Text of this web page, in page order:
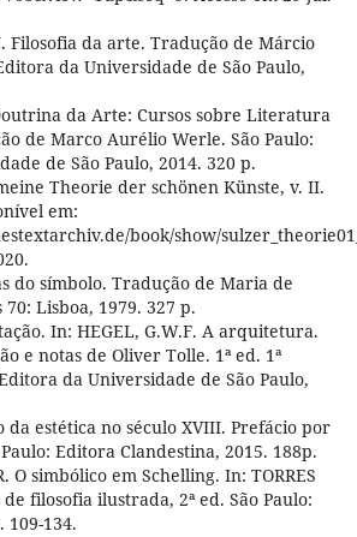
Filosofia da arte. Tradução de Márcio
da Universidade de São Paulo,
da Arte: Cursos sobre Literatura
de Marco Aurélio Werle. São Paulo:
de São Paulo, 2014. 320 p.
Theorie der schönen Künste, v. II.
em:
book/show/
do símbolo. Tradução de Maria de
Lisboa, 1979. 327 p.
In: HEGEL, G.W.F. A arquitetura.
e notas de Oliver Tolle. 1ª ed. 1ª
da Universidade de São Paulo,
da estética no século XVIII. Prefácio por
Editora Clandestina, 2015. 188p.
O simbólico em Schelling. In: TORRES
de filosofia ilustrada, 2ª ed. São Paulo:
134.